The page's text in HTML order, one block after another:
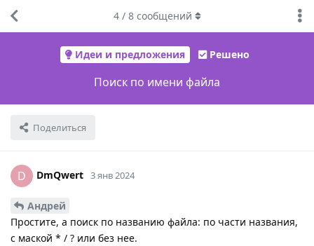
Идеи и предложения Решено
Поиск по имени файла
Поделиться
4/ 8сообщений
D DmQwert 3 янв 2024
Андрей
Простите, а поиск по названию файла: по части названия,
с маской * / ? или без нее.